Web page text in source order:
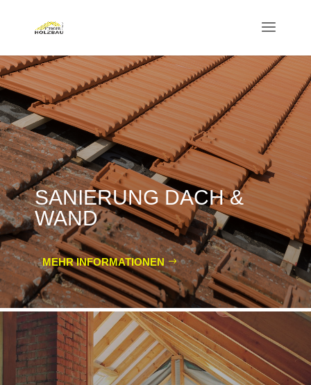
SANIERUNG DACH &
WAND
MEHR INFORMATIONEN